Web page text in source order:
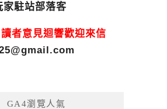
家駐站部落客
者意見迴響歡迎來信
GA4瀏覽人氣